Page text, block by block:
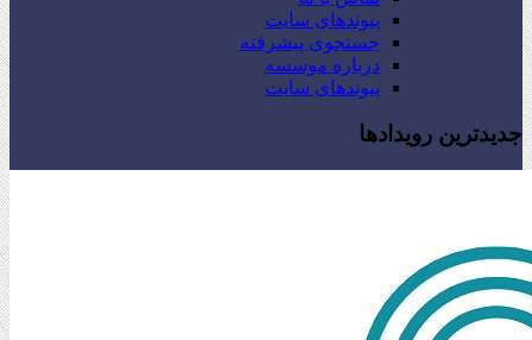
پیوندهای سایت
جستجوی پیشرفته
درباره موسسه
پیوندهای سایت
جدیدترین رویدادها